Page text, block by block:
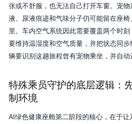
张或不舒服，也无法自己打开车窗。宠
液、尿液痕迹和气味分子仍可能留在座
里。车内空气系统因此需要覆盖两个时
要维持温湿度和空气质量，并把状态同
辆要识别这趟旅程曾有宠物乘坐，并自动
特殊乘员守护的底层逻辑：
制环境
AI绿色健康座舱第二阶段的核心，在于让